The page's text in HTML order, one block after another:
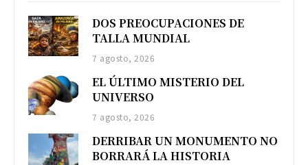
DOS PREOCUPACIONES DE
TALLA MUNDIAL
7 agosto, 2026
EL ÚLTIMO MISTERIO DEL
UNIVERSO
7 agosto, 2026
DERRIBAR UN MONUMENTO NO
BORRARÁ LA HISTORIA